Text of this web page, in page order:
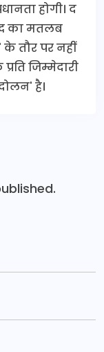
होगी। द
का मतलब
तौर पर नहीं
जिम्मेदारी
है।